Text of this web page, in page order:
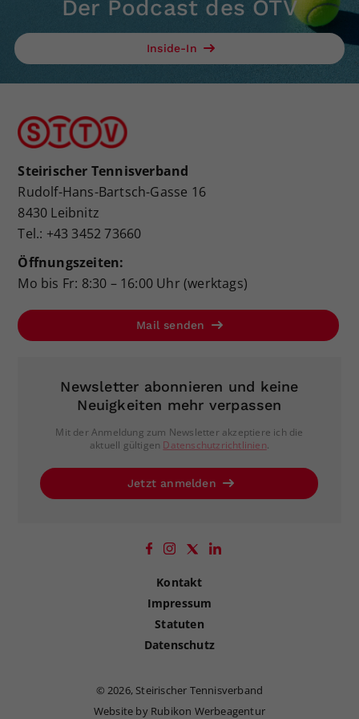
Der Podcast des ÖTV
Inside-In
Steirischer Tennisverband
Rudolf-Hans-Bartsch-Gasse 16
8430 Leibnitz
Tel.: +43 3452 73660
Öffnungszeiten:
Mo bis Fr: 8:30 – 16:00 Uhr (werktags)
Mail senden
Newsletter abonnieren und keine
Neuigkeiten mehr verpassen
Mit der Anmeldung zum Newsletter akzeptiere ich die
aktuell gültigen Datenschutzrichtlinien.
Jetzt anmelden
Kontakt
Impressum
Statuten
Datenschutz
©2026, Steirischer Tennisverband
Website by Rubikon Werbeagentur
Dieser Wert speichert Ihre Consent-
Einstellungen. Unter anderem eine
zufällig generierte ID, für die
hat.